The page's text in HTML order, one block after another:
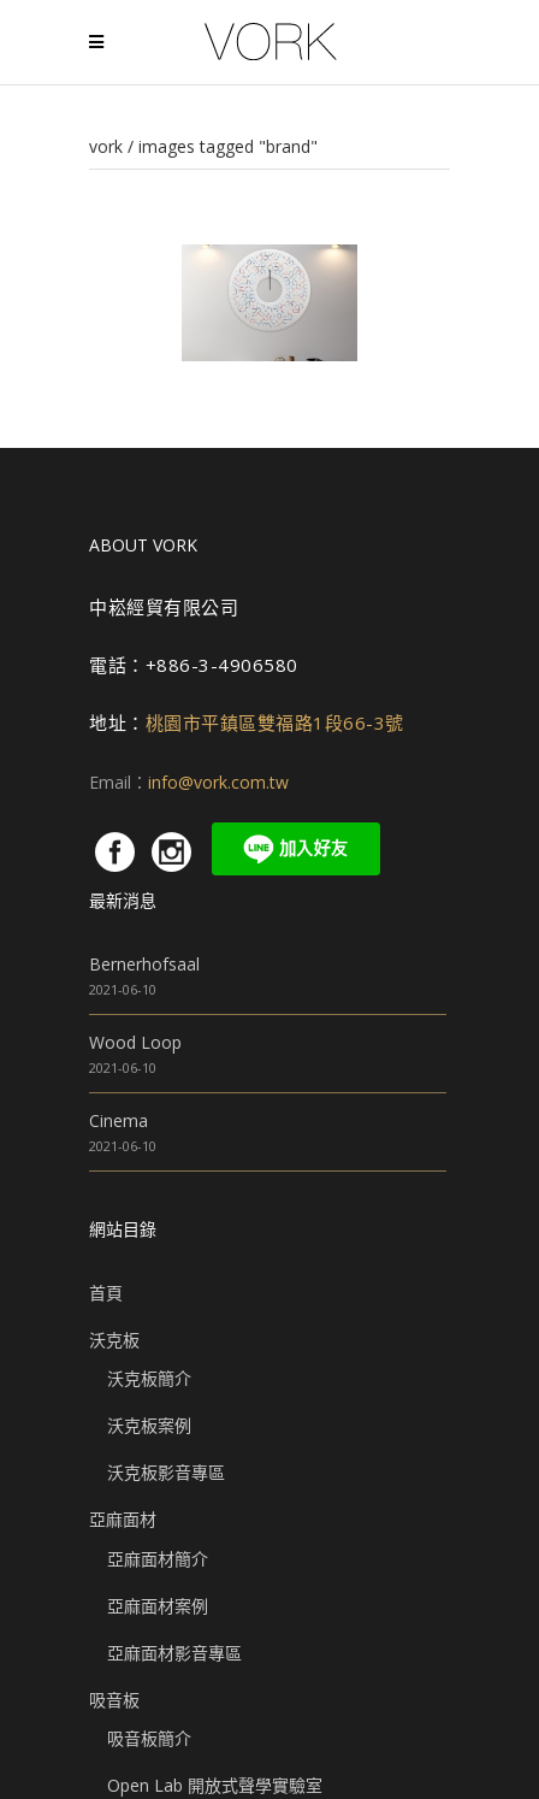
vork / images tagged "brand"
ABOUT VORK
中崧經貿有限公司
電話：+886-3-4906580
地址： 桃園市平鎮區雙福路1段66-3號
Email： info@vork.com.tw
最新消息
Bernerhofsaal
2021-06-10
Wood Loop
2021-06-10
Cinema
2021-06-10
網站目錄
首頁
沃克板
沃克板簡介
沃克板案例
沃克板影音專區
亞麻面材
亞麻面材簡介
亞麻面材案例
亞麻面材影音專區
吸音板
吸音板簡介
Open Lab 開放式聲學實驗室